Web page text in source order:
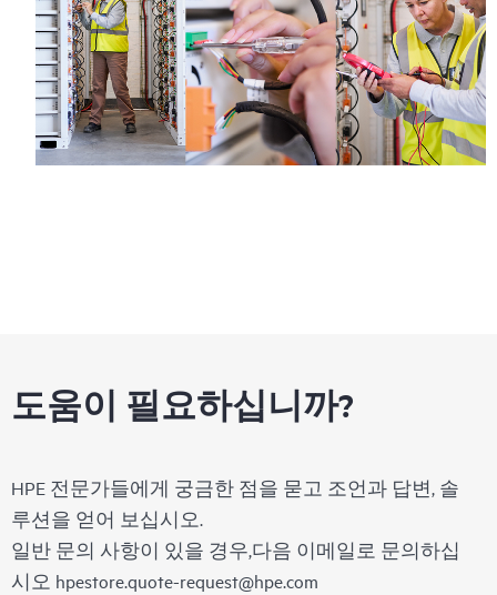
도움이 필요하십니까?
HPE 전문가들에게 궁금한 점을 묻고 조언과 답변, 솔
루션을 얻어 보십시오.
일반 문의 사항이 있을 경우,다음 이메일로 문의하십
시오 hpestore.quote-request@hpe.com